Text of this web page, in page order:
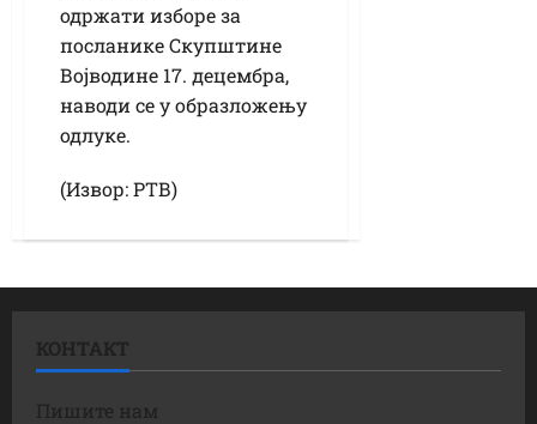
одржати изборе за
посланике Скупштине
Војводине 17. децембра,
наводи се у образложењу
одлуке.
(Извор: РТВ)
КОНТАКТ
Пишите нам